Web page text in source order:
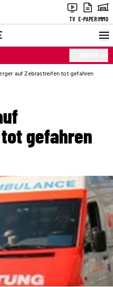
TV E-PAPERIMMO
auf Zebrastreifen tot gefahren
gefahren